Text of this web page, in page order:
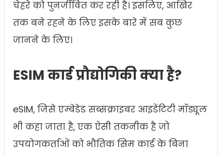
चेहरे को पुनर्जीवित कर रही है। इसलिए, आखिर
तक बने रहने के लिए इसके बारे में सब कुछ
जानने के लिए।
ESIM कार्ड प्रौद्योगिकी क्या है?
eSIM, जिसे एम्बेडेड सब्सक्राइबर आइडेंटिटी मॉड्यूल
भी कहा जाता है, एक ऐसी तकनीक है जो
उपयोगकर्ताओं को भौतिक सिम कार्ड के बिना